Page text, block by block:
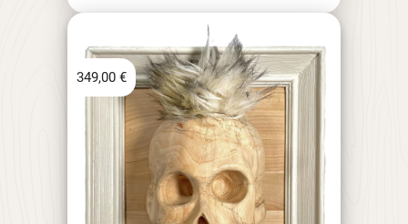
349,00 €